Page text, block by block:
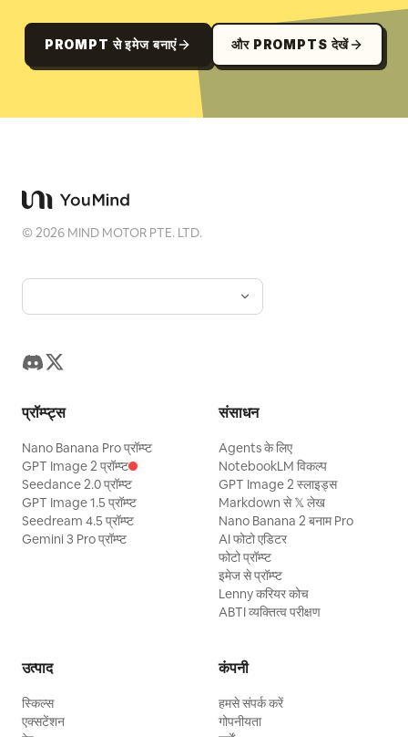
PROMPT से इमेज बनाएं और PROMPTS देखें
©2026 MIND MOTOR PTE. LTD.
प्रॉम्प्ट्स
Nano Banana Pro प्रॉम्प्ट
GPT Image 2 प्रॉम्प्ट
Seedance 2.0 प्रॉम्प्ट
GPT Image 1.5 प्रॉम्प्ट
Seedream 4.5 प्रॉम्प्ट
Gemini 3 Pro प्रॉम्प्ट
संसाधन
Agents के लिए
NotebookLM विकल्प
GPT Image 2 स्लाइड्स
Markdown से 𝕏 लेख
Nano Banana 2 बनाम Pro
AI फोटो एडिटर
फोटो प्रॉम्प्ट
इमेज से प्रॉम्प्ट
Lenny करियर कोच
ABTI व्यक्तित्व परीक्षण
उत्पाद
स्किल्स
एक्सटेंशन
कंपनी
हमसे संपर्क करें
गोपनीयता